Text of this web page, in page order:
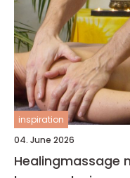
inspiration
04. June 2026
Healingmassage när beröring hjälper både